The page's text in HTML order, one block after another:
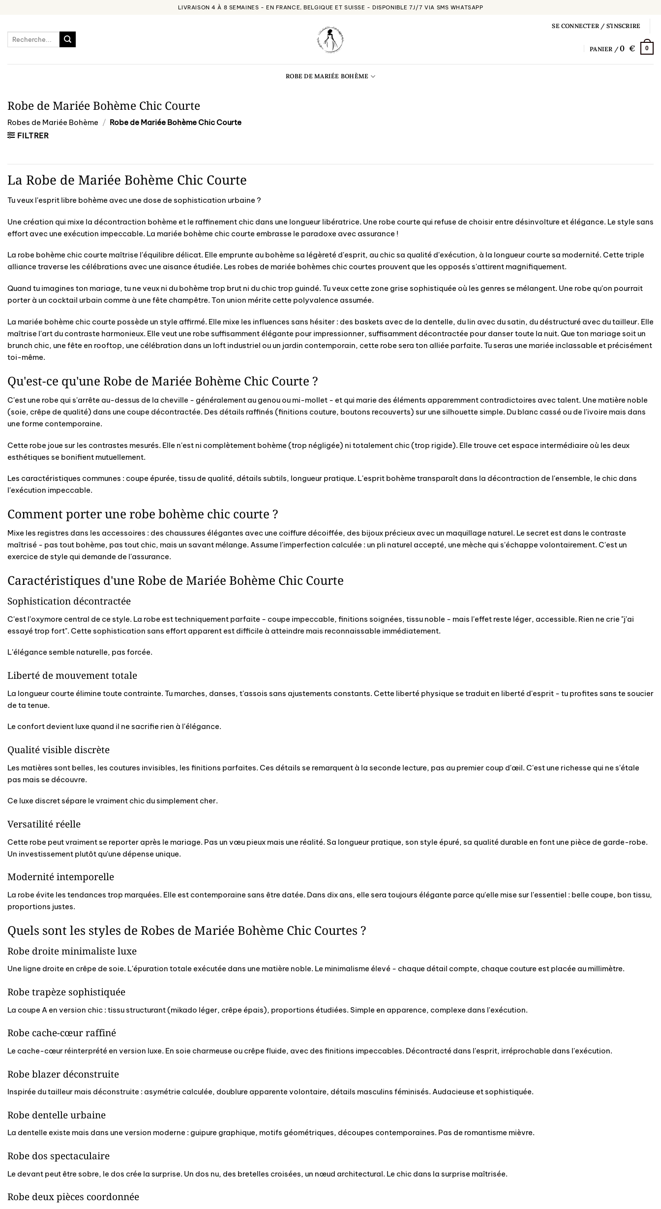
LIVRAISON 4 À 8 SEMAINES - EN FRANCE, BELGIQUE ET SUISSE - DISPONIBLE 7J/7 VIA SMS WHATSAPP
Recherche
pour :
SE CONNECTER / S’INSCRIRE
PANIER /0 0
ROBE DE MARIÉE BOHÈME
Robe de Mariée Bohème Chic Courte
Robes de Mariée Bohème / Robe de Mariée Bohème Chic Courte
FILTRER
La Robe de Mariée Bohème Chic Courte
Tu veux l'esprit libre bohème avec une dose de sophistication urbaine ?
Une création qui mixe la décontraction bohème et le raffinement chic dans une longueur libératrice. Une robe courte qui refuse de choisir entre désinvolture et élégance. Le style sans
effort avec une exécution impeccable. La mariée bohème chic courte embrasse le paradoxe avec assurance !
La robe bohème chic courte maîtrise l'équilibre délicat. Elle emprunte au bohème sa légèreté d'esprit, au chic sa qualité d'exécution, à la longueur courte sa modernité. Cette triple
alliance traverse les célébrations avec une aisance étudiée. Les robes de mariée bohèmes chic courtes prouvent que les opposés s'attirent magnifiquement.
Quand tu imagines ton mariage, tu ne veux ni du bohème trop brut ni du chic trop guindé. Tu veux cette zone grise sophistiquée où les genres se mélangent. Une robe qu'on pourrait
porter à un cocktail urbain comme à une fête champêtre. Ton union mérite cette polyvalence assumée.
La mariée bohème chic courte possède un style affirmé. Elle mixe les influences sans hésiter : des baskets avec de la dentelle, du lin avec du satin, du déstructuré avec du tailleur. Elle
maîtrise l'art du contraste harmonieux. Elle veut une robe suffisamment élégante pour impressionner, suffisamment décontractée pour danser toute la nuit. Que ton mariage soit un
brunch chic, une fête en rooftop, une célébration dans un loft industriel ou un jardin contemporain, cette robe sera ton alliée parfaite. Tu seras une mariée inclassable et précisément
toi-même.
Qu'est-ce qu'une Robe de Mariée Bohème Chic Courte ?
C'est une robe qui s'arrête au-dessus de la cheville - généralement au genou ou mi-mollet - et qui marie des éléments apparemment contradictoires avec talent. Une matière noble
(soie, crêpe de qualité) dans une coupe décontractée. Des détails raffinés (finitions couture, boutons recouverts) sur une silhouette simple. Du blanc cassé ou de l'ivoire mais dans
une forme contemporaine.
Cette robe joue sur les contrastes mesurés. Elle n'est ni complètement bohème (trop négligée) ni totalement chic (trop rigide). Elle trouve cet espace intermédiaire où les deux
esthétiques se bonifient mutuellement.
Les caractéristiques communes : coupe épurée, tissu de qualité, détails subtils, longueur pratique. L'esprit bohème transparaît dans la décontraction de l'ensemble, le chic dans
l'exécution impeccable.
Comment porter une robe bohème chic courte ?
Mixe les registres dans les accessoires : des chaussures élégantes avec une coiffure décoiffée, des bijoux précieux avec un maquillage naturel. Le secret est dans le contraste
maîtrisé - pas tout bohème, pas tout chic, mais un savant mélange. Assume l'imperfection calculée : un pli naturel accepté, une mèche qui s'échappe volontairement. C'est un
exercice de style qui demande de l'assurance.
Caractéristiques d'une Robe de Mariée Bohème Chic Courte
Sophistication décontractée
C'est l'oxymore central de ce style. La robe est techniquement parfaite - coupe impeccable, finitions soignées, tissu noble - mais l'effet reste léger, accessible. Rien ne crie "j'ai
essayé trop fort". Cette sophistication sans effort apparent est difficile à atteindre mais reconnaissable immédiatement.
L'élégance semble naturelle, pas forcée.
Liberté de mouvement totale
La longueur courte élimine toute contrainte. Tu marches, danses, t'assois sans ajustements constants. Cette liberté physique se traduit en liberté d'esprit - tu profites sans te soucier
de ta tenue.
Le confort devient luxe quand il ne sacrifie rien à l'élégance.
Qualité visible discrète
Les matières sont belles, les coutures invisibles, les finitions parfaites. Ces détails se remarquent à la seconde lecture, pas au premier coup d'œil. C'est une richesse qui ne s'étale
pas mais se découvre.
Ce luxe discret sépare le vraiment chic du simplement cher.
Versatilité réelle
Cette robe peut vraiment se reporter après le mariage. Pas un vœu pieux mais une réalité. Sa longueur pratique, son style épuré, sa qualité durable en font une pièce de garde-robe.
Un investissement plutôt qu'une dépense unique.
Modernité intemporelle
La robe évite les tendances trop marquées. Elle est contemporaine sans être datée. Dans dix ans, elle sera toujours élégante parce qu'elle mise sur l'essentiel : belle coupe, bon tissu,
proportions justes.
Quels sont les styles de Robes de Mariée Bohème Chic Courtes ?
Robe droite minimaliste luxe
Une ligne droite en crêpe de soie. L'épuration totale exécutée dans une matière noble. Le minimalisme élevé - chaque détail compte, chaque couture est placée au millimètre.
Robe trapèze sophistiquée
La coupe A en version chic : tissu structurant (mikado léger, crêpe épais), proportions étudiées. Simple en apparence, complexe dans l'exécution.
Robe cache-cœur raffiné
Le cache-cœur réinterprété en version luxe. En soie charmeuse ou crêpe fluide, avec des finitions impeccables. Décontracté dans l'esprit, irréprochable dans l'exécution.
Robe blazer déconstruite
Inspirée du tailleur mais déconstruite : asymétrie calculée, doublure apparente volontaire, détails masculins féminisés. Audacieuse et sophistiquée.
Robe dentelle urbaine
La dentelle existe mais dans une version moderne : guipure graphique, motifs géométriques, découpes contemporaines. Pas de romantisme mièvre.
Robe dos spectaculaire
Le devant peut être sobre, le dos crée la surprise. Un dos nu, des bretelles croisées, un nœud architectural. Le chic dans la surprise maîtrisée.
Robe deux pièces coordonnée